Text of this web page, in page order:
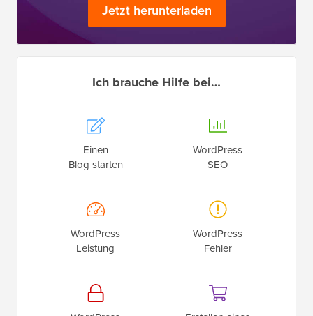
Jetzt herunterladen
Ich brauche Hilfe bei…
Einen
Blog starten
WordPress
SEO
WordPress
Leistung
WordPress
Fehler